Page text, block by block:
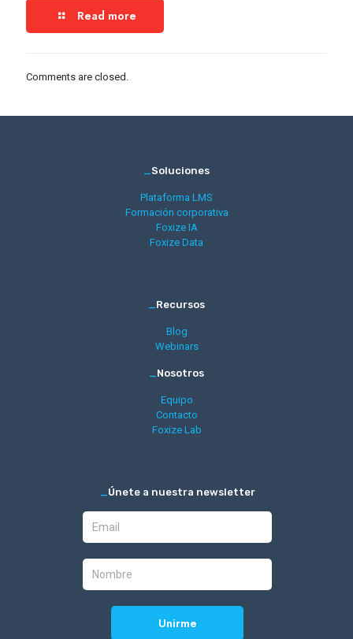
Read more
Comments are closed.
Soluciones
Plataforma LMS
Formación corporativa
Foxize IA
Foxize Data
Recursos
Blog
Webinars
Nosotros
Equipo
Contacto
Foxize Lab
Únete a nuestra newsletter